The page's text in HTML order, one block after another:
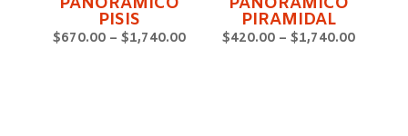
PISIS
$670.00– $1,740.00
PIRAMIDAL
$420.00 –$1,740.00